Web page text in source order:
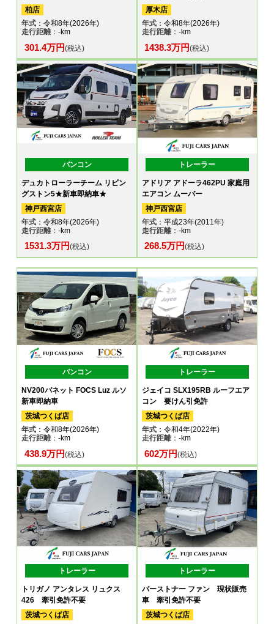
柏店
年式 ：令和8年(2026年)
走行距離：-km
301.4万円(税込)
厚木店
年式：令和8年(2026年)
走行距離：-km
1438.3万円(税込)
バンコン
デュカトローラーチーム リビン
グストン5★新車即納車★
神戸西宮店
年式 ：令和8年(2026年)
走行距離：-km
1531.3万円(税込)
トレーラー
アドリア アドーラ462PU 家庭用
エアコン ムーバー
神戸西宮店
年式：平成23年(2011年)
走行距離：-km
268.5万円(税込)
バンコン
NV200バネット FOCS Luz ルソ
新車即納車
茨城つくば店
年式 ：令和8年(2026年)
走行距離：-km
438.9万円(税込)
トレーラー
ジェイコ SLX195RB ルーフエア
コン 要けん引免許
茨城つくば店
年式：令和4年(2022年)
走行距離：-km
602万円(税込)
トレーラー
トリガノ アンタレス リュクス
426 牽引免許不要
茨城つくば店
トレーラー
バーストナー ファン 現状販売
車 牽引免許不要
茨城つくば店